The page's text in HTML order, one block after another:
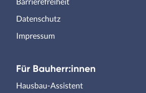
Datenschutz
Impressum
Für Bauherr:innen
Hausbau-Assistent